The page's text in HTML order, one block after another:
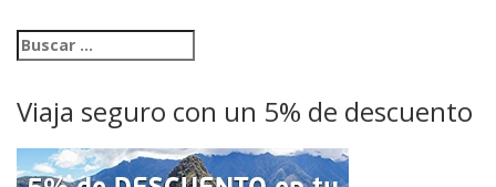
Viaja seguro con un 5% de descuento